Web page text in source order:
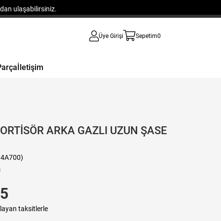
ulaşabilirsiniz.
Üye Girişi Sepetim0
İletişim
ARKA GAZLI UZUN ŞASE
taksitlerle